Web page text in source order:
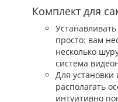
Комплект для
просто: вам
несколько
система
Для
располагать
интуитивно